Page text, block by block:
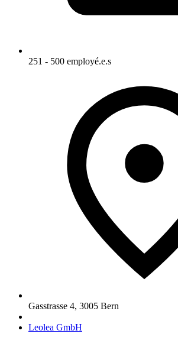
251 - 500 employé.e.s
Gasstrasse 4, 3005 Bern
Leolea GmbH